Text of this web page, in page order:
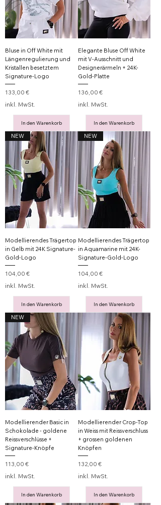
Bluse in Off White mit
Längenregulierung und
Kristallen besetztem
Signature-Logo
Preis
133,00 €
inkl. MwSt.
In den Warenkorb
Elegante Bluse Off White
mit V-Ausschnitt und
Designerärmeln + 24K-
Gold-Platte
Preis
136,00 €
inkl. MwSt.
In den Warenkorb
NEW
Modellierendes Trägertop
in Gelb mit 24K Signature-
Gold-Logo
Preis
104,00 €
inkl. MwSt.
In den Warenkorb
NEW
Modellierendes Trägertop
in Aquamarine mit 24K-
Signature-Gold-Logo
Preis
104,00 €
inkl. MwSt.
In den Warenkorb
NEW
Modellierender Basic in
Schokolade - goldene
Reissverschlüsse +
Signature-Knöpfe
Preis
113,00 €
inkl. MwSt.
In den Warenkorb
Modellierender Crop-Top
in Weiss mit Reissverschluss
+ grossen goldenen
Knöpfen
Preis
132,00 €
inkl. MwSt.
In den Warenkorb